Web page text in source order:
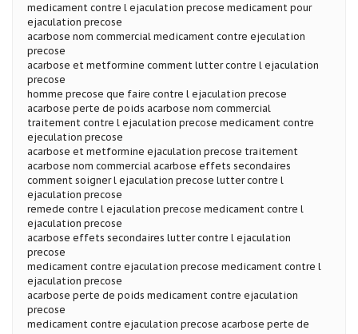
medicament contre l ejaculation precose medicament pour
ejaculation precose
acarbose nom commercial medicament contre ejeculation
precose
acarbose et metformine comment lutter contre l ejaculation
precose
homme precose que faire contre l ejaculation precose
acarbose perte de poids acarbose nom commercial
traitement contre l ejaculation precose medicament contre
ejeculation precose
acarbose et metformine ejaculation precose traitement
acarbose nom commercial acarbose effets secondaires
comment soigner l ejaculation precose lutter contre l
ejaculation precose
remede contre l ejaculation precose medicament contre l
ejaculation precose
acarbose effets secondaires lutter contre l ejaculation
precose
medicament contre ejaculation precose medicament contre l
ejaculation precose
acarbose perte de poids medicament contre ejaculation
precose
medicament contre ejaculation precose acarbose perte de